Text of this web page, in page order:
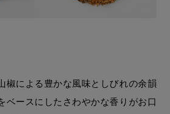
椒による豊かな風味としびれの余韻
ベースにしたさわやかな香りがお口